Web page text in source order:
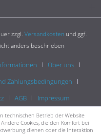
zzgl. Versandkosten und ggf.
anders beschrieben
Über uns
Zahlungsbedingungen
AGB Impressum
technischen Betrieb der Website
Cookies, die den Komfort bei
dienen oder die Interaktion